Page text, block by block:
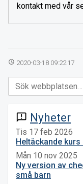
kontakt med vår
access_time 2020-03-18 09:22:17
announcement Nyheter
Tis 17 feb 2026
Heltäckande
Mån 10 nov 2025
Ny version av
små barn